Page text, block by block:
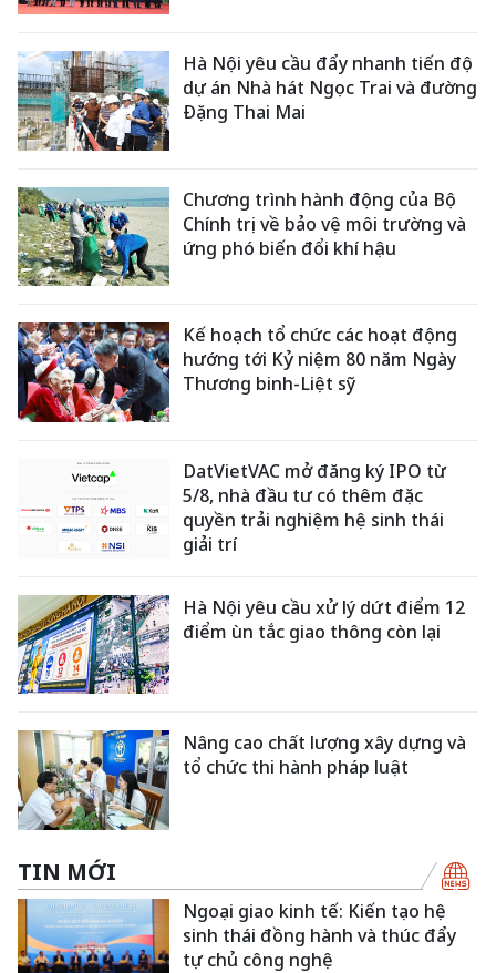
Hà Nội yêu cầu đẩy nhanh tiến độ
dự án Nhà hát Ngọc Trai và đường
Đặng Thai Mai
Chương trình hành động của Bộ
Chính trị về bảo vệ môi trường và
ứng phó biến đổi khí hậu
Kế hoạch tổ chức các hoạt động
hướng tới Kỷ niệm 80 năm Ngày
Thương binh-Liệt sỹ
DatVietVAC mở đăng ký IPO từ
5/8, nhà đầu tư có thêm đặc
quyền trải nghiệm hệ sinh thái
giải trí
Hà Nội yêu cầu xử lý dứt điểm 12
điểm ùn tắc giao thông còn lại
Nâng cao chất lượng xây dựng và
tổ chức thi hành pháp luật
TIN MỚI
Ngoại giao kinh tế: Kiến tạo hệ
sinh thái đồng hành và thúc đẩy
tự chủ công nghệ